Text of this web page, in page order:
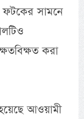
ফটকের সামনে
করা
আওয়ামী